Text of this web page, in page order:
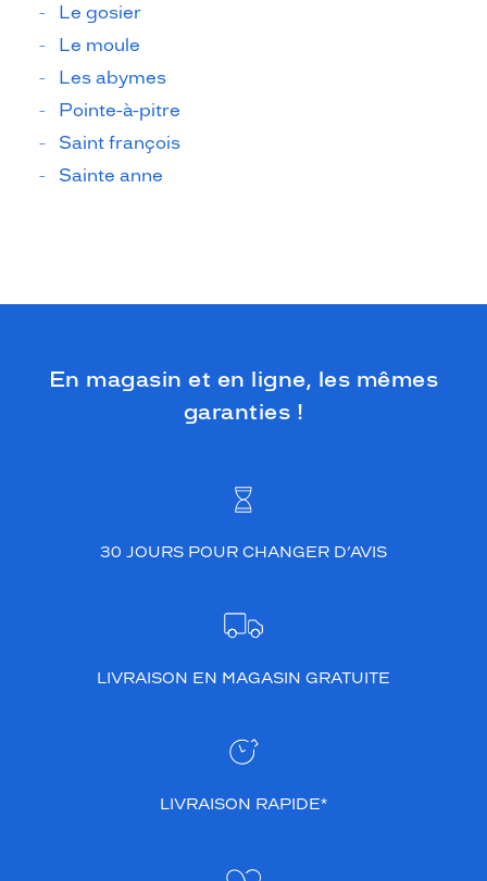
Le gosier
Le moule
Les abymes
Pointe-à-pitre
Saint françois
Sainte anne
En magasin et en ligne, les mêmes
garanties !
30 JOURS POUR CHANGER D’AVIS
LIVRAISON EN MAGASIN GRATUITE
LIVRAISON RAPIDE*